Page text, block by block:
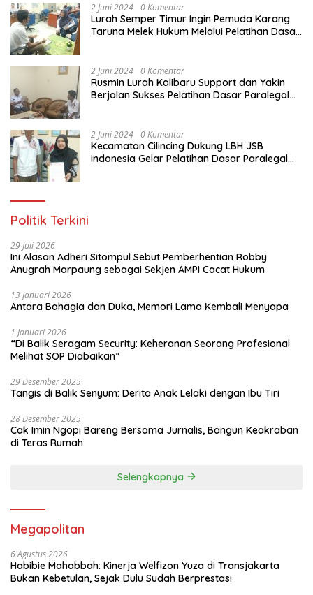
2 Juni 2024 0 Komentar
Lurah Semper Timur Ingin Pemuda Karang
Taruna Melek Hukum Melalui Pelatihan Dasar
2 Juni 2024 0 Komentar
Rusmin Lurah Kalibaru Support dan Yakin
Berjalan Sukses Pelatihan Dasar Paralegal
2 Juni 2024 0 Komentar
Kecamatan Cilincing Dukung LBH JSB
Indonesia Gelar Pelatihan Dasar Paralegal
Politik Terkini
29 Juli 2026
Ini Alasan Adheri Sitompul Sebut Pemberhentian Robby
Anugrah Marpaung sebagai Sekjen AMPI Cacat Hukum
13 Januari 2026
Antara Bahagia dan Duka, Memori Lama Kembali Menyapa
1 Januari 2026
“Di Balik Seragam Security: Keheranan Seorang Profesional
Melihat SOP Diabaikan”
29 Desember 2025
Tangis di Balik Senyum: Derita Anak Lelaki dengan Ibu Tiri
28 Desember 2025
Cak Imin Ngopi Bareng Bersama Jurnalis, Bangun Keakraban
di Teras Rumah
Selengkapnya
Megapolitan
6 Agustus 2026
Habibie Mahabbah: Kinerja Welfizon Yuza di Transjakarta
Bukan Kebetulan, Sejak Dulu Sudah Berprestasi